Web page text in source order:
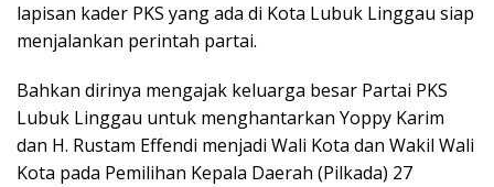
lapisan kader PKS yang ada di Kota Lubuk Linggau siap
menjalankan perintah partai.
Bahkan dirinya mengajak keluarga besar Partai PKS
Lubuk Linggau untuk menghantarkan Yoppy Karim
dan H. Rustam Effendi menjadi Wali Kota dan Wakil Wali
Kota pada Pemilihan Kepala Daerah (Pilkada) 27